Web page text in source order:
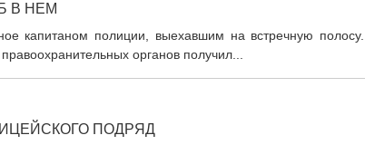
В НЕМ
капитаном полиции, выехавшим на встречную полосу.
органов получил...
ПОДРЯД